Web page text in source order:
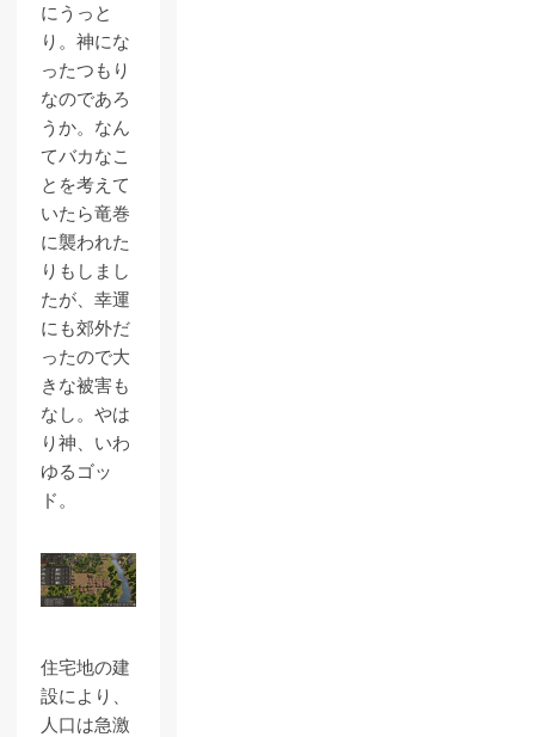
にうっと
り。神にな
ったつもり
なのであろ
うか。なん
てバカなこ
とを考えて
いたら竜巻
に襲われた
りもしまし
たが、幸運
にも郊外だ
ったので大
きな被害も
なし。やは
り神、いわ
ゆるゴッ
ド。
住宅地の建
設により、
人口は急激